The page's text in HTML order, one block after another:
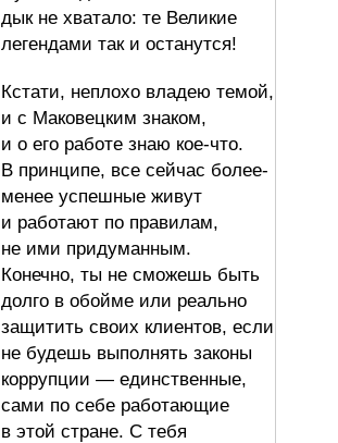
дык не хватало: те Великие
легендами так и останутся!
Кстати, неплохо владею темой,
и с Маковецким знаком,
и о его работе знаю кое-что.
В принципе, все сейчас более-
менее успешные живут
и работают по правилам,
не ими придуманным.
Конечно, ты не сможешь быть
долго в обойме или реально
защитить своих клиентов, если
не будешь выполнять законы
коррупции — единственные,
сами по себе работающие
в этой стране. С тебя